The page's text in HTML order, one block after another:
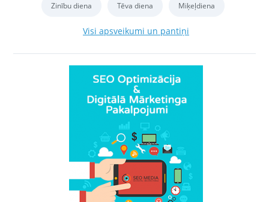
Zinību diena Tēva diena Miķeļdiena
Visi apsveikumi un pantiņi